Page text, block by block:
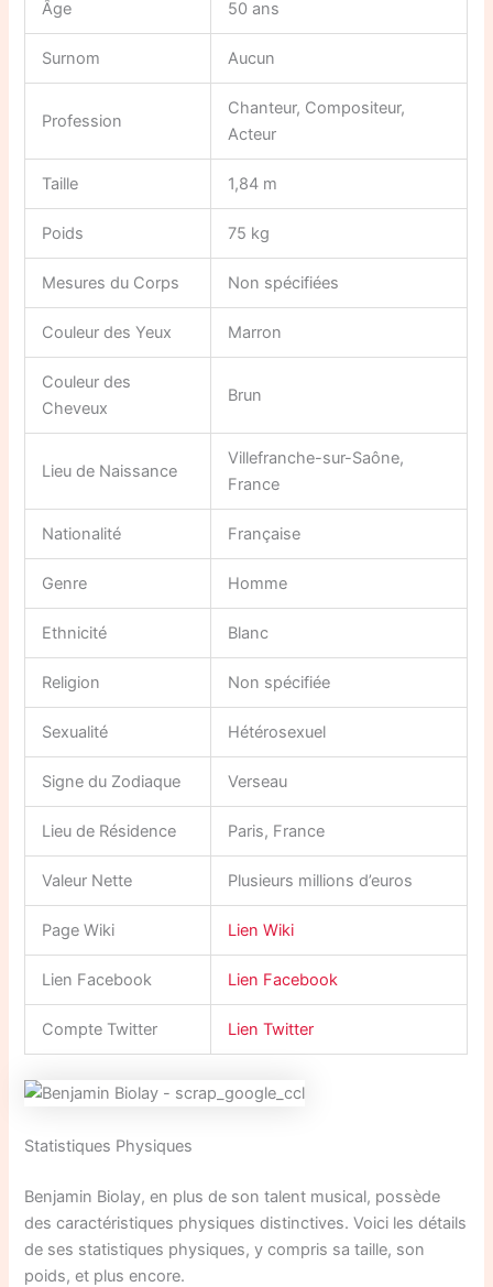
Âge 50 ans
Surnom Aucun
Profession
Chanteur, Compositeur,
Acteur
Taille 1,84 m
Poids 75 kg
Mesures du Corps Non spécifiées
Couleur des Yeux Marron
Couleur des
Cheveux
Brun
Lieu de Naissance
Villefranche-sur-Saône,
France
Nationalité Française
Genre Homme
Ethnicité Blanc
Religion Non spécifiée
Sexualité Hétérosexuel
Signe du Zodiaque Verseau
Lieu de Résidence Paris, France
Valeur Nette Plusieurs millions d’euros
Page Wiki Lien Wiki
Lien Facebook Lien Facebook
Compte Twitter Lien Twitter
Statistiques Physiques
Benjamin Biolay, en plus de son talent musical, possède
des caractéristiques physiques distinctives. Voici les détails
de ses statistiques physiques, y compris sa taille, son
poids, et plus encore.